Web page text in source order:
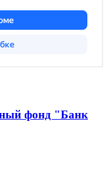
фонд "Банк